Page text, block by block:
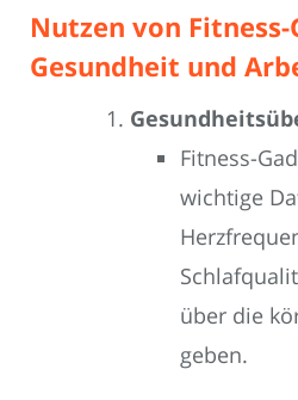
Nutzen von
Gesundheit und
Fitness-
wichtige
über die
geben.